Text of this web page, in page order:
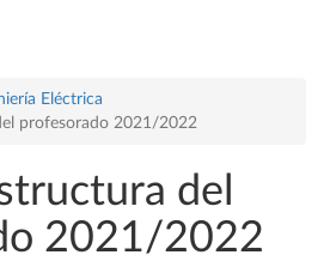
Eléctrica
profesorado 2021/2022
del
2021/2022